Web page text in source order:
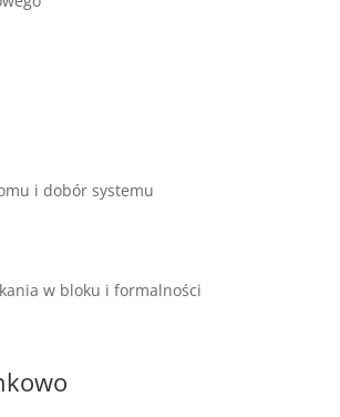
i dobór systemu
w bloku i formalności